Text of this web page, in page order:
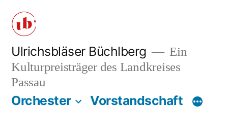
Zum
Inhalt
springen
Ulrichsbläser Büchlberg
Ein
Kulturpreisträger des Landkreises
Passau
Orchester Vorstandschaft